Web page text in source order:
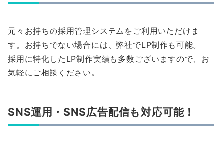
元々お持ちの採用管理システムをご利用いただけま
す。お持ちでない場合には、弊社でLP制作も可能。
採用に特化したLP制作実績も多数ございますので、お
気軽にご相談ください。
SNS運用・SNS広告配信も対応可能！